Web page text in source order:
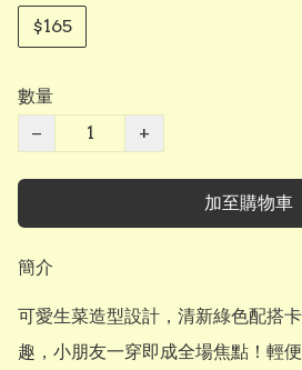
$165
數量
−
+
加至購物車
簡介
可愛生菜造型設計，清新綠色配搭
趣，小朋友一穿即成全場焦點！輕